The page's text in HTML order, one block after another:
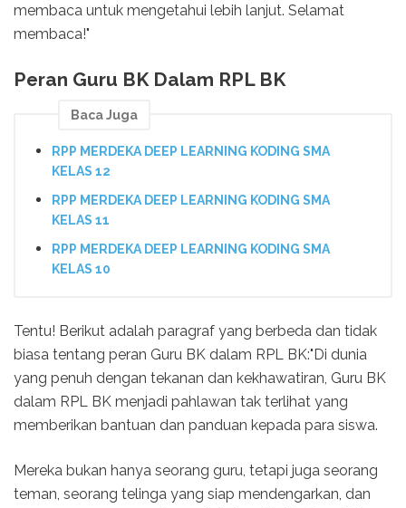
membaca untuk mengetahui lebih lanjut. Selamat
membaca!"
Peran Guru BK Dalam RPL BK
Baca Juga
RPP MERDEKA DEEP LEARNING KODING SMA
KELAS 12
RPP MERDEKA DEEP LEARNING KODING SMA
KELAS 11
RPP MERDEKA DEEP LEARNING KODING SMA
KELAS 10
Tentu! Berikut adalah paragraf yang berbeda dan tidak
biasa tentang peran Guru BK dalam RPL BK:"Di dunia
yang penuh dengan tekanan dan kekhawatiran, Guru BK
dalam RPL BK menjadi pahlawan tak terlihat yang
memberikan bantuan dan panduan kepada para siswa.
Mereka bukan hanya seorang guru, tetapi juga seorang
teman, seorang telinga yang siap mendengarkan, dan